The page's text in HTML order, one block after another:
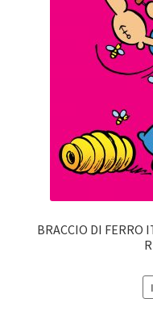
BRACCIO DI FERRO